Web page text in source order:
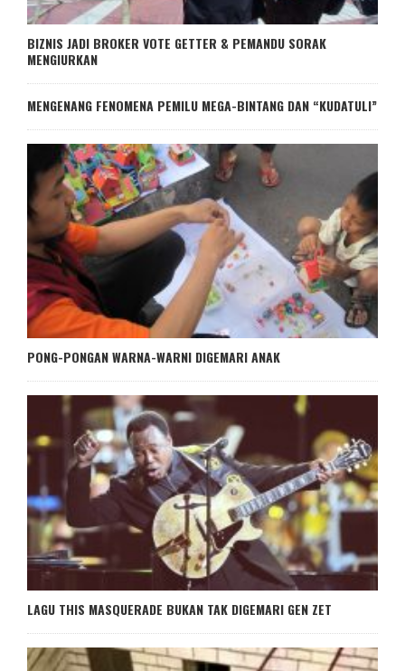
BIZNIS JADI BROKER VOTE GETTER & PEMANDU SORAK
MENGIURKAN
MENGENANG FENOMENA PEMILU MEGA-BINTANG DAN “KUDATULI”
PONG-PONGAN WARNA-WARNI DIGEMARI ANAK
LAGU THIS MASQUERADE BUKAN TAK DIGEMARI GEN ZET